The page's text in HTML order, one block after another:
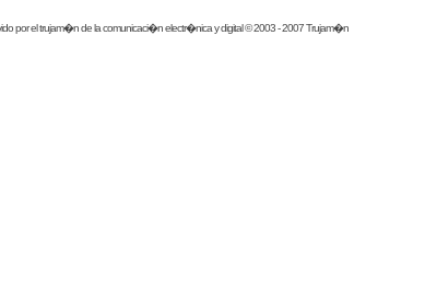
por eltrujam�nde la comunicaci�n electr�nica y digital © 2003 - 2007 Trujam�n